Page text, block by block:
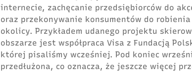
internecie, zachęcanie przedsiębiorców do
oraz przekonywanie konsumentów do
okolicy. Przykładem udanego projektu
obszarze jest współpraca Visa z Fundacją
której pisaliśmy wcześniej. Pod koniec
przedłużona, co oznacza, że jeszcze więcej